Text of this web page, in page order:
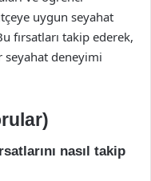
uygun seyahat
fırsatları takip ederek,
deneyimi
nasıl takip